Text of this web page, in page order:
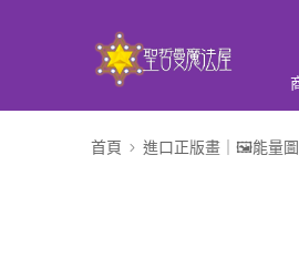
首頁 進口正版畫｜🖼️能量